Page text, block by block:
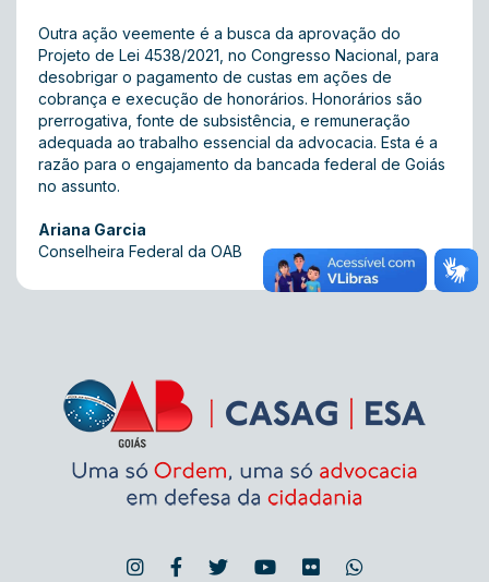
Outra ação veemente é a busca da aprovação do
Projeto de Lei 4538/2021, no Congresso Nacional, para
desobrigar o pagamento de custas em ações de
cobrança e execução de honorários. Honorários são
prerrogativa, fonte de subsistência, e remuneração
adequada ao trabalho essencial da advocacia. Esta é a
razão para o engajamento da bancada federal de Goiás
no assunto.
Ariana Garcia
Conselheira Federal da OAB